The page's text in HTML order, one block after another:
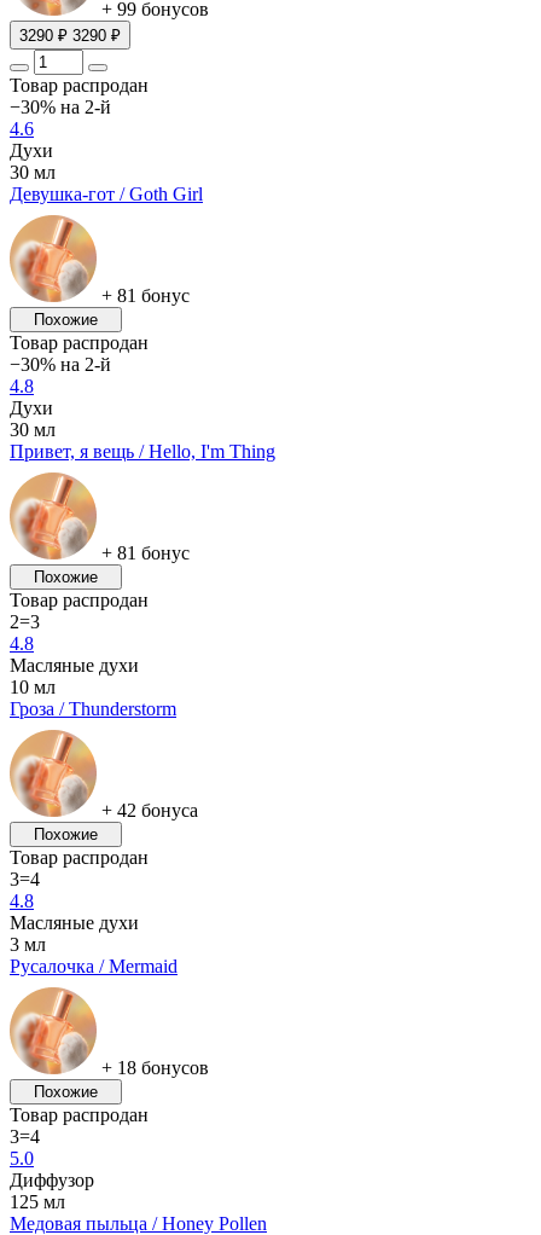
+ 99 бонусов
3290 ₽ 3290 ₽
Товар распродан
−30% на 2-й
4.6
Духи
30 мл
Девушка-гот / Goth Girl
+ 81 бонус
Похожие
Товар распродан
−30% на 2-й
4.8
Духи
30 мл
Привет, я вещь / Hello, I'm Thing
+ 81 бонус
Похожие
Товар распродан
2=3
4.8
Масляные духи
10 мл
Гроза / Thunderstorm
+ 42 бонуса
Похожие
Товар распродан
3=4
4.8
Масляные духи
3 мл
Русалочка / Mermaid
+ 18 бонусов
Похожие
Товар распродан
3=4
5.0
Диффузор
125 мл
Медовая пыльца / Honey Pollen